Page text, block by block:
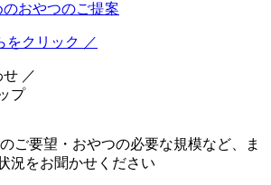
のおやつのご提案
をクリック ／
／
プ
ご要望・おやつの必要な規模など、ま
況をお聞かせください